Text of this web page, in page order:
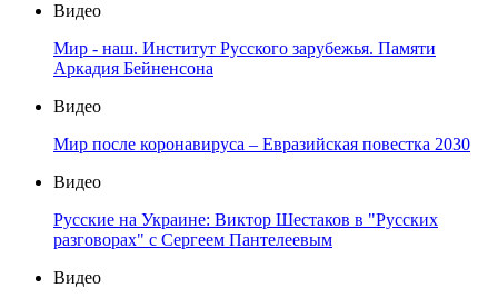
Видео
Мир - наш. Институт Русского зарубежья. Памяти
Аркадия Бейненсона
Видео
Мир после коронавируса – Евразийская повестка 2030
Видео
Русские на Украине: Виктор Шестаков в "Русских
разговорах" с Сергеем Пантелеевым
Видео